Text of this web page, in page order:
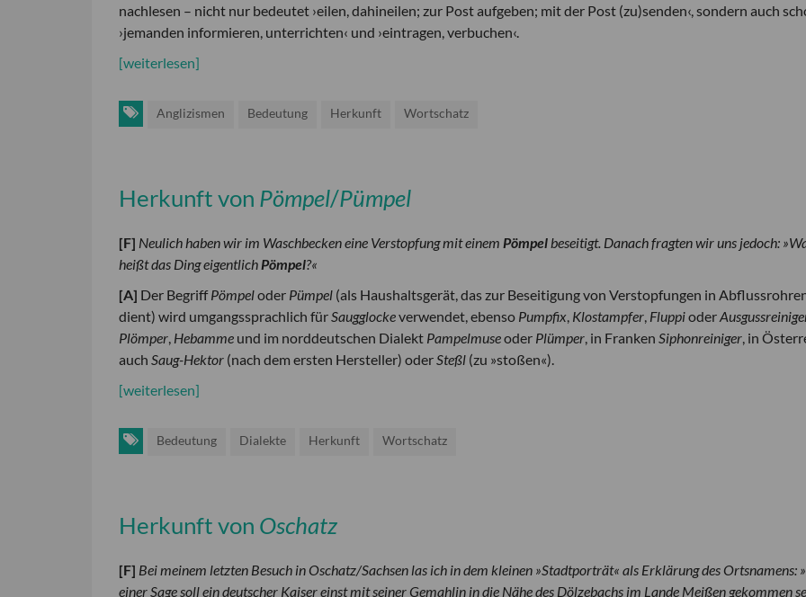
nachlesen – nicht nur bedeutet ›eilen, dahineilen; zur Post aufgeben; mit der Post (zu)senden‹, sondern auch
›jemanden informieren, unterrichten‹ und ›eintragen, verbuchen‹.
[weiterlesen]
Anglizismen Bedeutung Herkunft Wortschatz
Herkunft von Pömpel/Pümpel
[F] Neulich haben wir im Waschbecken eine Verstopfung mit einem Pömpel beseitigt. Danach fragten wir uns jedoch:
heißt das Ding eigentlich Pömpel?«
[A] Der BegriffPömpeloder Pümpel (als Haushaltsgerät, das zur Beseitigung von Verstopfungen in
dient) wird umgangssprachlich für Saugglockeverwendet, ebenso Pumpfix Klostampfer Fluppioder
Plömper Hebamme und im norddeutschen Dialekt Pampelmuseoder Plümper , in Franken Siphonreiniger , in
auch Saug-Hektor (nach dem ersten Hersteller) oder Steßl (zu »stoßen«).
[weiterlesen]
Bedeutung Dialekte Herkunft Wortschatz
Herkunft von Oschatz
[F] Bei meinem letzten Besuch in Oschatz/Sachsen las ich in dem kleinen »Stadtporträt« als Erklärung des Ortsnamens:
einer Sage soll ein deutscher Kaiser einst mit seiner Gemahlin in die Nähe des Dölzebachs im Lande Meißen gekommen